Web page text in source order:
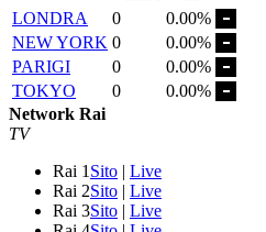
LONDRA
0
0.00%
NEW YORK 0
0.00%
PARIGI
0
0.00%
TOKYO
0
0.00%
Network Rai
TV
Rai 1 Sito | Live
Rai 2Sito | Live
Rai 3Sito | Live